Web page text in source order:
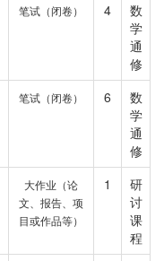
笔试（闭卷） 4
数
学
通
修
笔试（闭卷） 6
数
学
通
修
大作业（论
文、报告、项
目或作品等）
1
研
讨
课
程